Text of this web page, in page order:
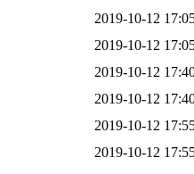
2019-10-12
2019-10-12
2019-10-12
2019-10-12
2019-10-12
2019-10-12